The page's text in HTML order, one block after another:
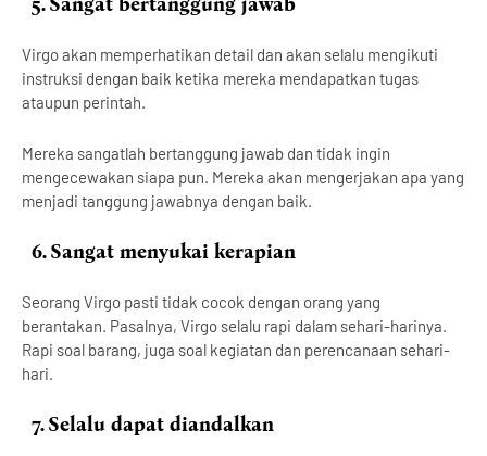
Virgo akan memperhatikan detail dan akan selalu mengikuti
instruksi dengan baik ketika mereka mendapatkan tugas
ataupun perintah.
Mereka sangatlah bertanggung jawab dan tidak ingin
mengecewakan siapa pun. Mereka akan mengerjakan apa yang
menjadi tanggung jawabnya dengan baik.
6.Sangat menyukai kerapian
Seorang Virgo pasti tidak cocok dengan orang yang
berantakan. Pasalnya, Virgo selalu rapi dalam sehari-harinya.
Rapi soal barang, juga soal kegiatan dan perencanaan sehari-
hari.
7.Selalu dapat diandalkan